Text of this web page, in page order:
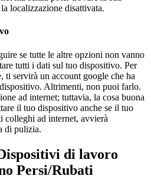
localizzazione disattivata.
se tutte le altre opzioni non vanno
tutti i dati sul tuo dispositivo. Per
ti servirà un account google che ha
Altrimenti, non puoi farlo.
ad internet; tuttavia, la cosa buona
il tuo dispositivo anche se il tuo
ad internet, avvierà
di pulizia.
di lavoro
Persi/Rubati